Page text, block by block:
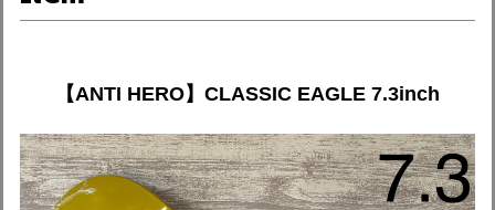
【ANTI HERO】CLASSIC EAGLE 7.3inch